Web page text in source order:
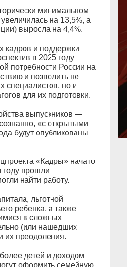
минимальном
на 13,5%, а
выросла на 4,4%.
кадров и поддержки
в 2025 году
потребности России на
и позволить не
специалистов, но и
для их подготовки.
выпускников —
«с открытыми
будут опубликованы
«Кадры» начато
году прошли
найти работу.
льготной
ребенка, а также
в сложных
(или нашедших
их преодоления.
детей и доходом
оформить семейную